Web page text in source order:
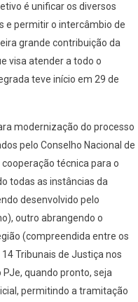
é unificar os diversos
e permitir o intercâmbio de
grande contribuição da
visa atender a todo o
teve início em 29 de
modernização do processo
pelo Conselho Nacional de
técnica para o
todas as instâncias da
desenvolvido pelo
outro abrangendo o
(compreendida entre os
Tribunais de Justiça nos
quando pronto, seja
permitindo a tramitação